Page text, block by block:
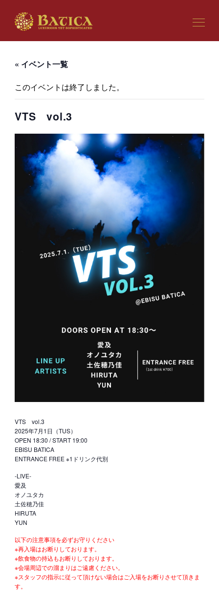
« イベント一覧
このイベントは終了しました。
VTS vol.3
VTS vol.3
2025年7月1日（TUS）
OPEN 18:30 / START 19:00
EBISU BATICA
ENTRANCE FREE ※1ドリンク代別
-LIVE-
愛及
オノユタカ
土佐穂乃佳
HIRUTA
YUN
以下の注意事項を必ずお守りください
※再入場はお断りしております。
※飲食物の持込もお断りしております。
※会場周辺での溜まりはご遠慮ください。
※スタッフの指示に従って頂けない場合はご入場をお断りさせて頂きま
す。